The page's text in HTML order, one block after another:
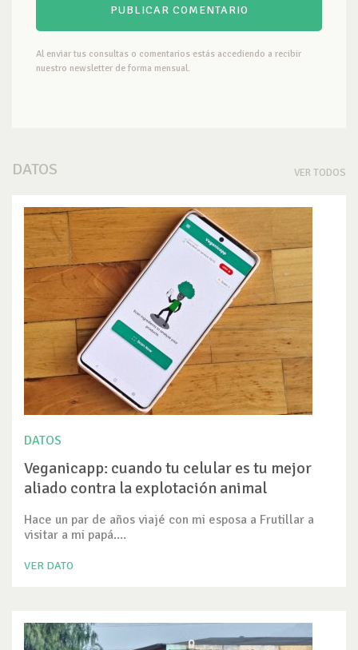
Al enviar tus consultas o comentarios estás accediendo a recibir
nuestro newsletter de forma mensual.
DATOS VER TODOS
DATOS
Veganicapp: cuando tu celular es tu mejor
aliado contra la explotación animal
Hace un par de años viajé con mi esposa a Frutillar a
visitar a mi papá....
VER DATO